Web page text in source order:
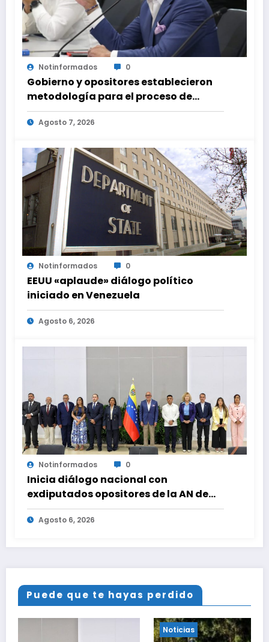
Notinformados 0
Gobierno y opositores establecieron
metodología para el proceso de
diálogo en Venezuela
Agosto 7, 2026
Notinformados 0
EEUU «aplaude» diálogo político
iniciado en Venezuela
Agosto 6, 2026
Notinformados 0
Inicia diálogo nacional con
exdiputados opositores de la AN de
2015
Agosto 6, 2026
Puede que te hayas perdido